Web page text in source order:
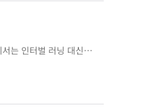
서는 인터벌 러닝 대신…